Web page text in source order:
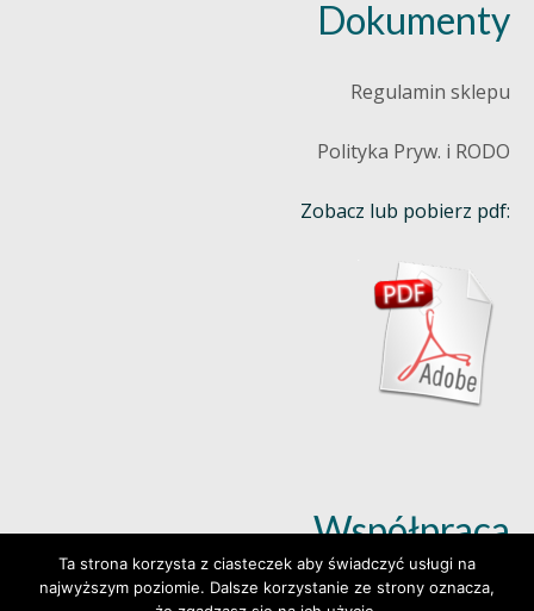
Dokumenty
Regulamin sklepu
Polityka Pryw. i RODO
Zobacz lub pobierz pdf:
Współpraca
Dowiedz się więcej (klik)
Ta strona korzysta z ciasteczek aby świadczyć usługi na
najwyższym poziomie. Dalsze korzystanie ze strony oznacza,